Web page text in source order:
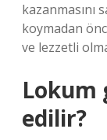
kazanmasını
koymadan
ve lezzetli
Lokum
edilir?